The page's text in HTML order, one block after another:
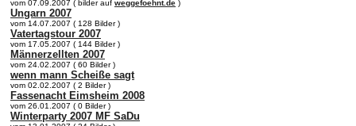
vom 07.09.2007 ( bilder auf weggefoehnt.de )
Ungarn 2007
vom 14.07.2007 ( 128 Bilder )
Vatertagstour 2007
vom 17.05.2007 ( 144 Bilder )
Männerzellten 2007
vom 24.02.2007 ( 60 Bilder )
wenn mann Scheiße sagt
vom 02.02.2007 ( 2 Bilder )
Fassenacht Eimsheim 2008
vom 26.01.2007 ( 0 Bilder )
Winterparty 2007 MF SaDu